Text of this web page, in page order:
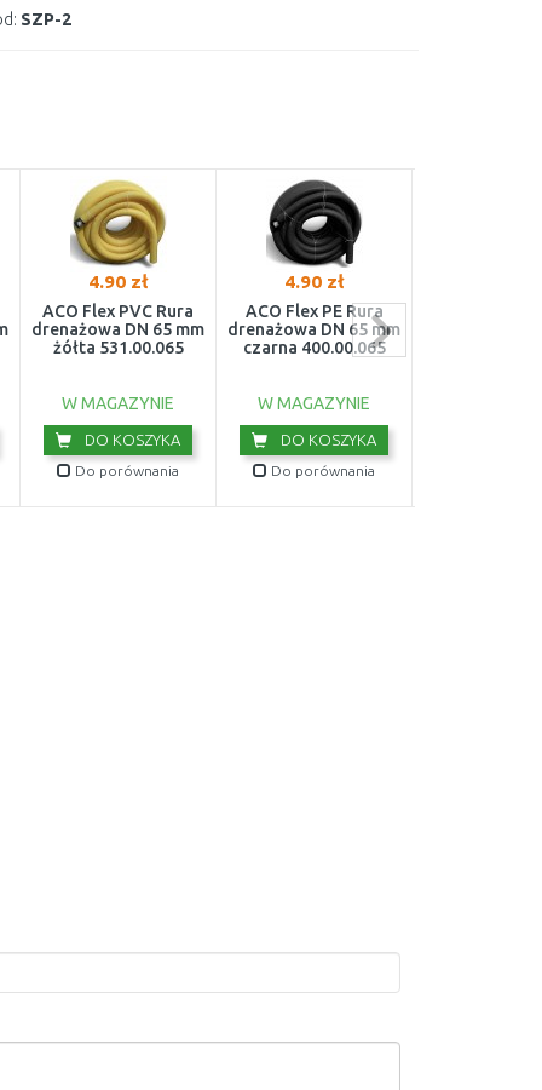
SZP-2
4.90 zł
ACO Flex PVC Rura
drenażowa DN 65 mm
żółta 531.00.065
W MAGAZYNIE
DO KOSZYKA
Do porównania
4.90 zł
ACO Flex PE Rura
drenażowa DN 65 mm
czarna 400.00.065
W MAGAZYNIE
DO KOSZYKA
Do porównania